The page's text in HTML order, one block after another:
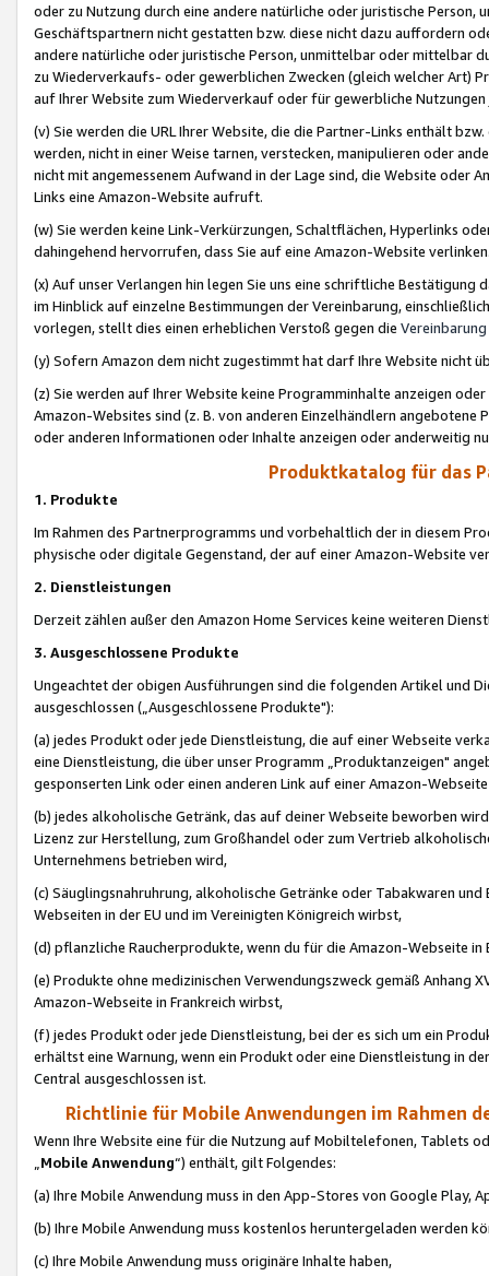
oder zu Nutzung durch eine andere natürliche oder juristische
Geschäftspartnern nicht gestatten bzw. diese nicht dazu auffordern
andere natürliche oder juristische Person, unmittelbar oder mittelbar
zu Wiederverkaufs- oder gewerblichen Zwecken (gleich welcher Art)
auf Ihrer Website zum Wiederverkauf oder für gewerbliche
(v) Sie werden die URL Ihrer Website, die die Partner-Links enthält
werden, nicht in einer Weise tarnen, verstecken, manipulieren oder
nicht mit angemessenem Aufwand in der Lage sind, die Website oder
Links eine Amazon-Website aufruft.
(w) Sie werden keine Link-Verkürzungen, Schaltflächen, Hyperlinks
dahingehend hervorrufen, dass Sie auf eine Amazon-Website
(x) Auf unser Verlangen hin legen Sie uns eine schriftliche
im Hinblick auf einzelne Bestimmungen der Vereinbarung,
vorlegen, stellt dies einen erheblichen Verstoß gegen die Vereinbarung
(y) Sofern Amazon dem nicht zugestimmt hat darf Ihre Website nicht
(z) Sie werden auf Ihrer Website keine Programminhalte anzeigen
Amazon-Websites sind (z. B. von anderen Einzelhändlern
oder anderen Informationen oder Inhalte anzeigen oder anderweitig
Produktkatalog für das
1. Produkte
Im Rahmen des Partnerprogramms und vorbehaltlich der in diesem
physische oder digitale Gegenstand, der auf einer Amazon-Website
2. Dienstleistungen
Derzeit zählen außer den Amazon Home Services keine weiteren
3. Ausgeschlossene Produkte
Ungeachtet der obigen Ausführungen sind die folgenden Artikel und
ausgeschlossen („Ausgeschlossene Produkte"):
(a) jedes Produkt oder jede Dienstleistung, die auf einer Webseite
eine Dienstleistung, die über unser Programm „Produktanzeigen"
gesponserten Link oder einen anderen Link auf einer Amazon-
(b) jedes alkoholische Getränk, das auf deiner Webseite beworben
Lizenz zur Herstellung, zum Großhandel oder zum Vertrieb
Unternehmens betrieben wird,
(c) Säuglingsnahruhrung, alkoholische Getränke oder Tabakwaren
Webseiten in der EU und im Vereinigten Königreich wirbst,
(d) pflanzliche Raucherprodukte, wenn du für die Amazon-Webseite in
(e) Produkte ohne medizinischen Verwendungszweck gemäß Anhang
Amazon-Webseite in Frankreich wirbst,
(f) jedes Produkt oder jede Dienstleistung, bei der es sich um ein
erhältst eine Warnung, wenn ein Produkt oder eine Dienstleistung in
Central ausgeschlossen ist.
Richtlinie für Mobile Anwendungen im Rahmen
Wenn Ihre Website eine für die Nutzung auf Mobiltelefonen, Tablets
„Mobile Anwendung“) enthält, gilt Folgendes:
(a) Ihre Mobile Anwendung muss in den App-Stores von Google Play,
(b) Ihre Mobile Anwendung muss kostenlos heruntergeladen werden
(c) Ihre Mobile Anwendung muss originäre Inhalte haben,